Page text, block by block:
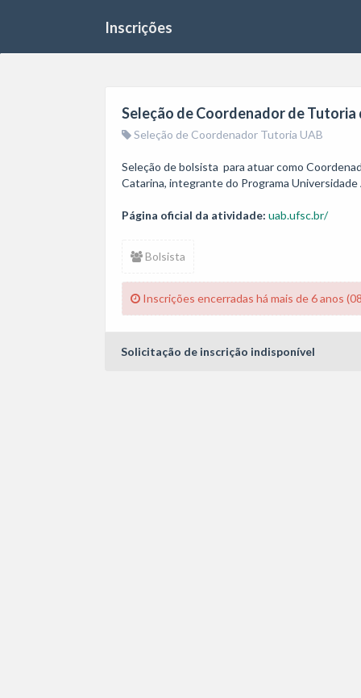
Inscrições
Seleção de Coordenador de Tutoria
Seleção de Coordenador Tutoria UAB
Seleção de bolsista  para atuar como
Catarina, integrante do Programa
Página oficial da atividade: uab.ufsc.br/
Bolsista
Inscrições encerradas há mais de 6 anos
Solicitação de inscrição indisponível